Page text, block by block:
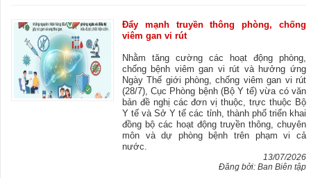
Đẩy mạnh truyền thông phòng, chống
viêm gan vi rút
Nhằm tăng cường các hoạt động phòng,
chống bệnh viêm gan vi rút và hưởng ứng
Ngày Thế giới phòng, chống viêm gan vi rút
(28/7), Cục Phòng bệnh (Bộ Y tế) vừa có văn
bản đề nghị các đơn vị thuộc, trực thuộc Bộ
Y tế và Sở Y tế các tỉnh, thành phố triển khai
đồng bộ các hoạt động truyền thông, chuyên
môn và dự phòng bệnh trên phạm vi cả
nước.
13/07/2026
Đăng bởi: Ban Biên tập